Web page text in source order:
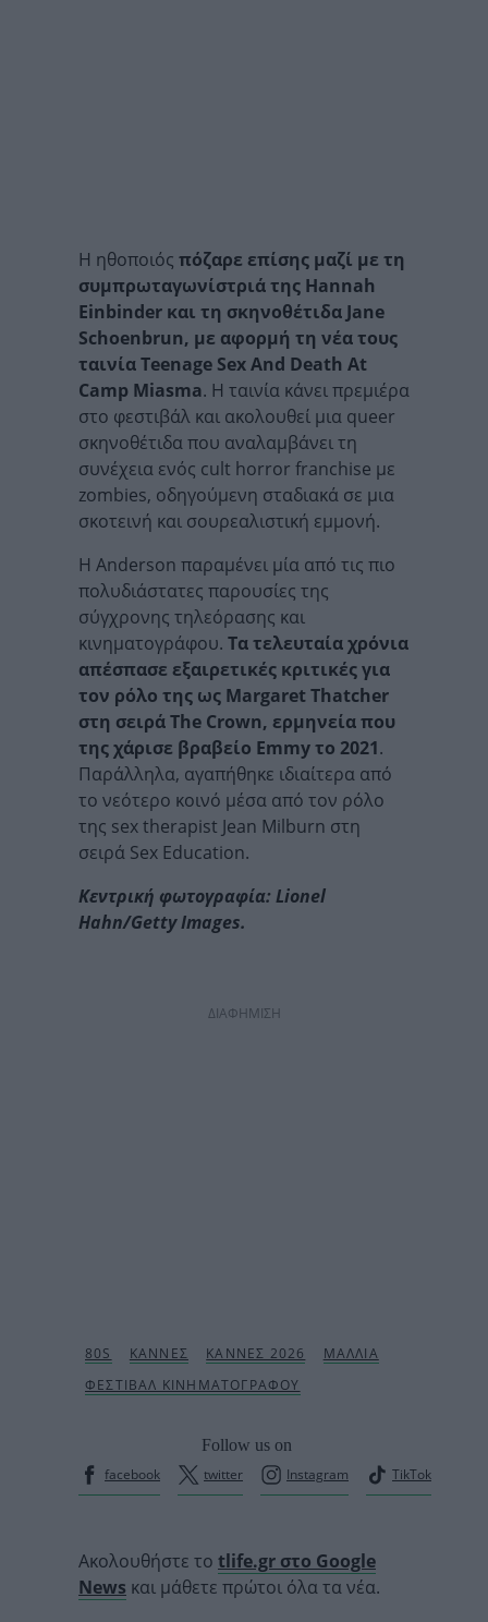
Η ηθοποιός πόζαρε επίσης μαζί με τη
συμπρωταγωνίστριά της Hannah
Einbinder και τη σκηνοθέτιδα Jane
Schoenbrun, με αφορμή τη νέα τους
ταινία Teenage Sex And Death At
Camp Miasma. Η ταινία κάνει πρεμιέρα
στο φεστιβάλ και ακολουθεί μια queer
σκηνοθέτιδα που αναλαμβάνει τη
συνέχεια ενός cult horror franchise με
zombies, οδηγούμενη σταδιακά σε μια
σκοτεινή και σουρεαλιστική εμμονή.
Η Anderson παραμένει μία από τις πιο
πολυδιάστατες παρουσίες της
σύγχρονης τηλεόρασης και
κινηματογράφου. Τα τελευταία χρόνια
απέσπασε εξαιρετικές κριτικές για
τον ρόλο της ως Margaret Thatcher
στη σειρά The Crown, ερμηνεία που
της χάρισε βραβείο Emmy το 2021.
Παράλληλα, αγαπήθηκε ιδιαίτερα από
το νεότερο κοινό μέσα από τον ρόλο
της sex therapist Jean Milburn στη
σειρά Sex Education.
Kεντρική φωτογραφία: Lionel
Hahn/Getty Images.
ΔΙΑΦΗΜΙΣΗ
Follow us on
facebook
twitter Instagram TikTok
Ακολουθήστε το tlife.gr στο Google
News και μάθετε πρώτοι όλα τα νέα.